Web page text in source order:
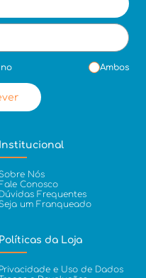
Ambos
Institucional
Sobre Nós
Fale Conosco
Dúvidas Frequentes
Seja um Franqueado
Políticas da Loja
Privacidade e Uso de Dados